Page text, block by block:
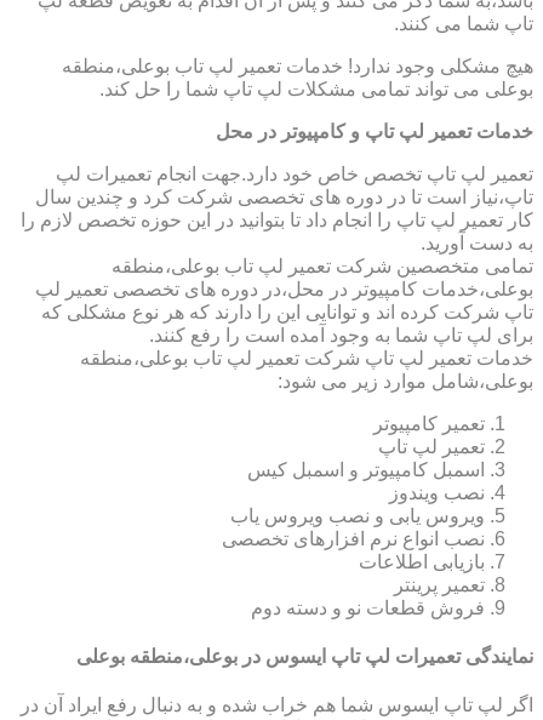
تاپ شما می کنند.
هیچ مشکلی وجود ندارد! خدمات تعمیر لپ تاب بوعلی،منطقه
بوعلی می تواند تمامی مشکلات لپ تاپ شما را حل کند.
خدمات تعمیر لپ تاپ و کامپیوتر در محل
تعمیر لپ تاپ تخصص خاص خود دارد.جهت انجام تعمیرات لپ
تاپ،نیاز است تا در دوره های تخصصی شرکت کرد و چندین سال
کار تعمیر لپ تاپ را انجام داد تا بتوانید در این حوزه تخصص لازم را
به دست آورید.
تمامی متخصصین شرکت تعمیر لپ تاب بوعلی،منطقه
بوعلی،خدمات کامپیوتر در محل،در دوره های تخصصی تعمیر لپ
تاپ شرکت کرده اند و توانایی این را دارند که هر نوع مشکلی که
برای لپ تاپ شما به وجود آمده است را رفع کنند.
خدمات تعمیر لپ تاپ شرکت تعمیر لپ تاب بوعلی،منطقه
بوعلی،شامل موارد زیر می شود:
تعمیر کامپیوتر
تعمیر لپ تاپ
اسمبل کامپیوتر و اسمبل کیس
نصب ویندوز
ویروس یابی و نصب ویروس یاب
نصب انواع نرم افزارهای تخصصی
بازیابی اطلاعات
تعمیر پرینتر
فروش قطعات نو و دسته دوم
نمایندگی تعمیرات لپ تاپ ایسوس در بوعلی،منطقه بوعلی
اگر لپ تاپ ایسوس شما هم خراب شده و به دنبال رفع ایراد آن در